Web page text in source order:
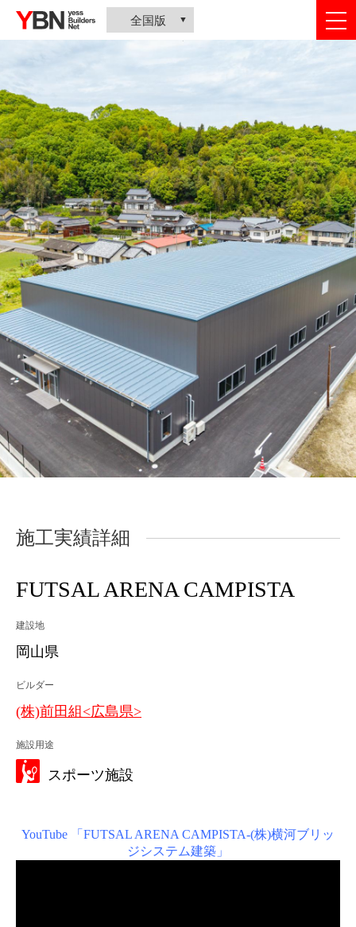
全国版
施工実績詳細
FUTSAL ARENA CAMPISTA
建設地
岡山県
ビルダー
(株)前田組<広島県>
施設用途
スポーツ施設
YouTube 「FUTSAL ARENA CAMPISTA-(株)横河ブリッ
ジシステム建築」